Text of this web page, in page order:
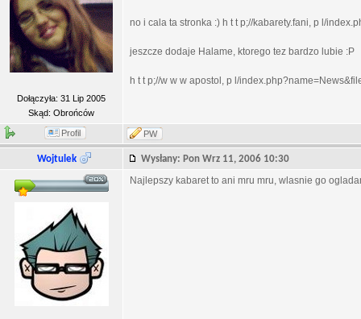
Dołączyła: 31 Lip 2005
Skąd: Obrońców
no i cala ta stronka :) h t t p;//kabarety.fani, p l/
jeszcze dodaje Halame, ktorego tez bardzo lubie :P
h t t p;//w w w apostol, p l/
Profil PW
Wojtulek Wysłany: Pon Wrz 11, 2006 10:30
Najlepszy kabaret to ani mru mru, wlasnie go